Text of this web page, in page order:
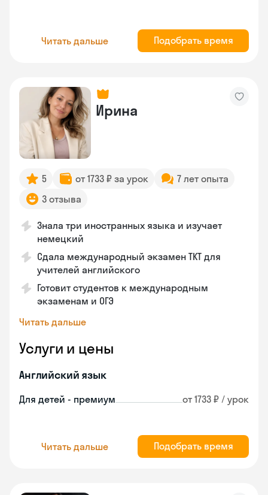
Читать дальше Подобрать время
Ирина
5 от 1733 ₽ за урок
7 лет опыта
3 отзыва
Знала три иностранных языка и изучает
немецкий
Сдала международный экзамен TKT для
учителей английского
Готовит студентов к международным
экзаменам и ОГЭ
Читать дальше
Услуги и цены
Английский язык
Для детей - премиум от 1733 ₽ / урок
Читать дальше Подобрать время